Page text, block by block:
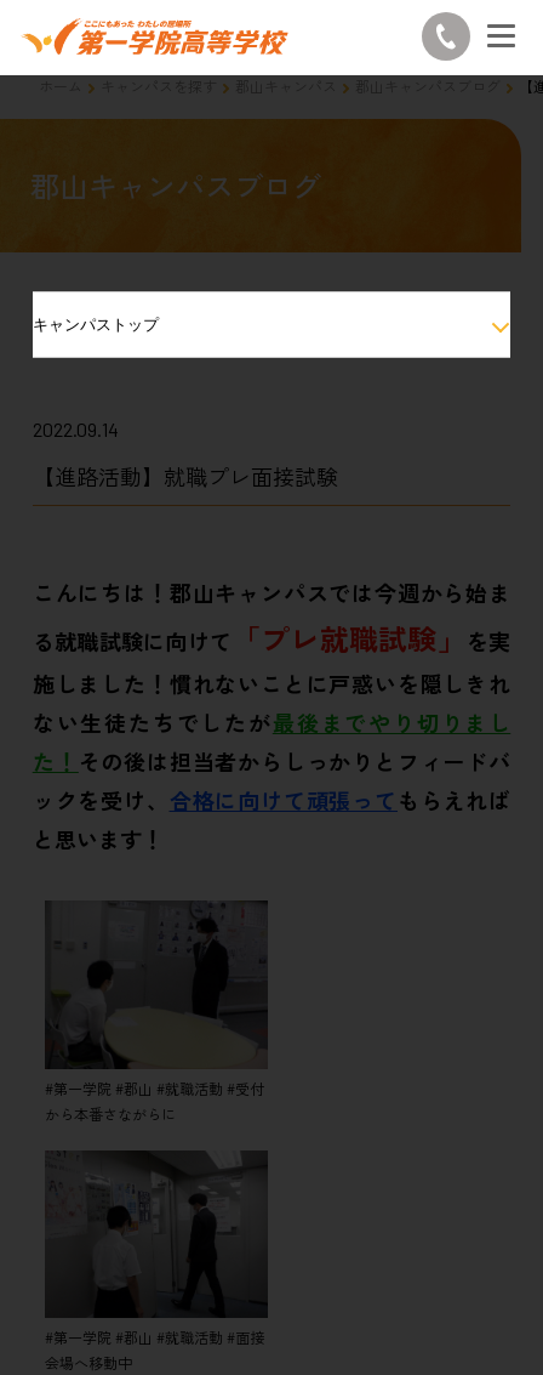
キャンパスを探す
郡山キャンパスブログ
キャンパストップ
2022.09.14
【進路活動】就職プレ面接試験
こんにちは！郡山キャンパスでは今週から始ま
る就職試験に向けて
「プレ就職試験」
を実
施しました！慣れないことに戸惑いを隠しきれ
ない生徒たちでしたが最後までやり切りまし
た！ その後は担当者からしっかりとフィードバ
ックを受け、 合格に向けて頑張ってもらえれば
と思います！
#第一学院 #郡山 #就職活動 #受付
から本番さながらに
#第一学院 #郡山 #就職活動 #面接
会場へ移動中